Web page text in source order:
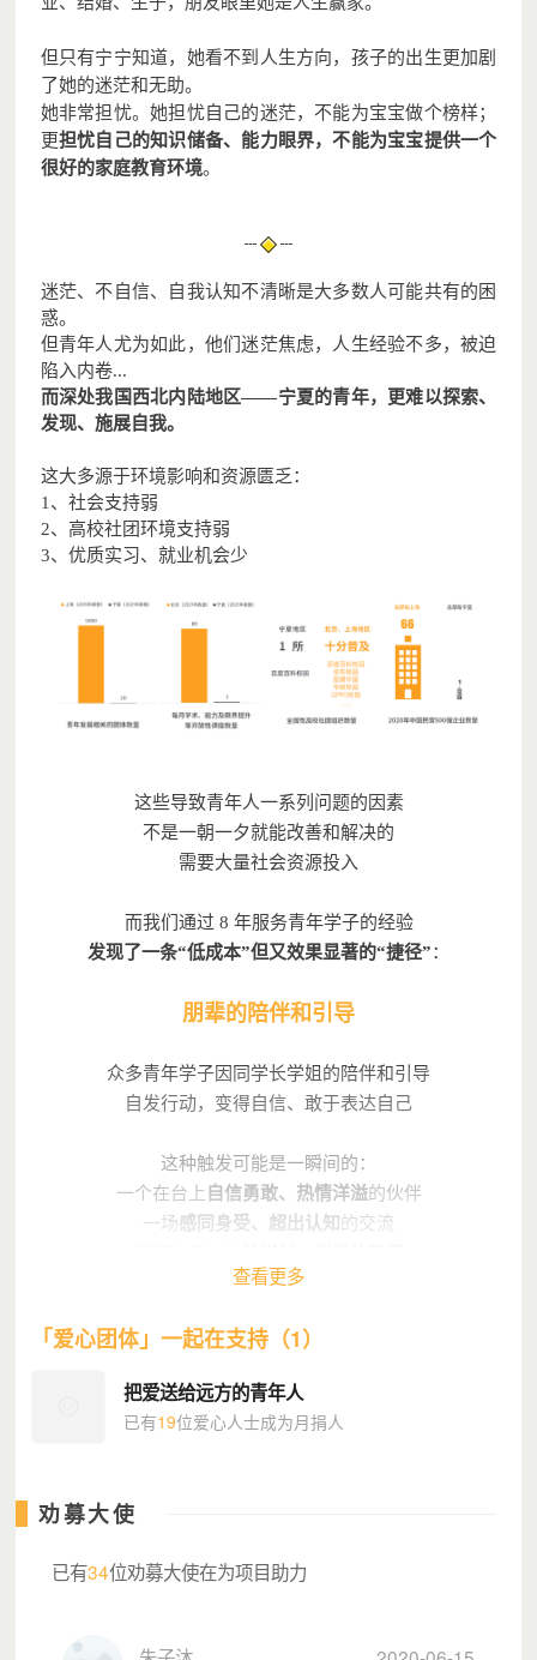
但只有宁宁知道，她看不到人生方向，孩子的出生更加剧
了她的迷茫和无助。
她非常担忧。她担忧自己的迷茫，不能为宝宝做个榜样；
更担忧自己的知识储备、能力眼界，不能为宝宝提供一个
很好的家庭教育环境。
迷茫、不自信、自我认知不清晰是大多数人可能共有的困
惑。
但青年人尤为如此，他们迷茫焦虑，人生经验不多，被迫
陷入内卷...
而深处我国西北内陆地区——宁夏的青年，更难以探索、
发现、施展自我。
这大多源于环境影响和资源匮乏：
1、社会支持弱
2、高校社团环境支持弱
3、优质实习、就业机会少
这些导致青年人一系列问题的因素
不是一朝一夕就能改善和解决的
需要大量社会资源投入
而我们通过 8 年服务青年学子的经验
发现了一条“低成本”但又效果显著的“捷径”：
朋辈的陪伴和引导
众多青年学子因同学长学姐的陪伴和引导
自发行动，变得自信、敢于表达自己
这种触发可能是一瞬间的：
一个在台上 自信勇敢、热情洋溢的伙伴
一场感同身受、超出认知 的交流
这些足以催生一个青年的原动力
查看更多
「爱心团体」一起在支持（1）
把爱送给远方的青年人
已有19位爱心人士成为月捐人
劝募大使
已有34位劝募大使在为项目助力